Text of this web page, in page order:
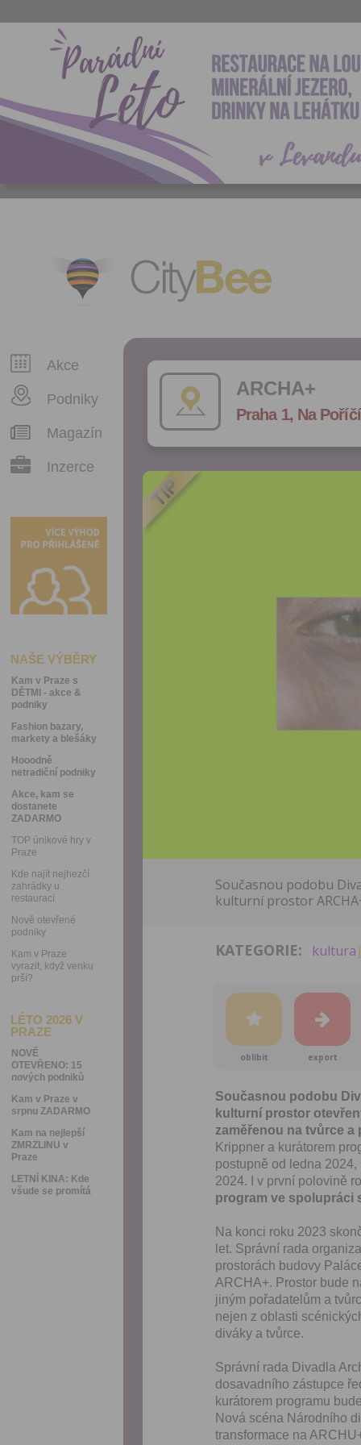
CityBee
Akce
Podniky
Magazín
Inzerce
NAŠE VÝBĚRY
Kam v Praze s
DĚTMI - akce &
podniky
Fashion bazary,
markety a blešáky
Hooodně
netradiční podniky
Akce, kam se
dostanete
ZADARMO
TOP únikové hry v
Praze
Kde najít nejhezčí
zahrádky u
restaurací
Nově otevřené
podniky
Kam v Praze
vyrazit, když venku
prší?
LÉTO 2026 V
PRAZE
NOVĚ
OTEVŘENO: 15
nových podniků
Kam v Praze v
srpnu ZADARMO
Kam na nejlepší
ZMRZLINU v
Praze
LETNÍ KINA: Kde
všude se promítá
ARCHA+
Praha 1, Na
Současnou podobu
kulturní prostor
KATEGORIE: kultura
oblíbit export
Současnou podobu
kulturní prostor
zaměřenou na tvůrce
Krippner a kurátorem
postupně od ledna
2024. I v první polovině
program ve spolupráci
Na konci roku 2023
let. Správní rada
prostorách budovy
ARCHA+. Prostor bude
jiným pořadatelům a
nejen z oblasti
diváky a tvůrce.
Správní rada Divadla
dosavadního zástupce
kurátorem programu
Nová scéna Národního
transformace na